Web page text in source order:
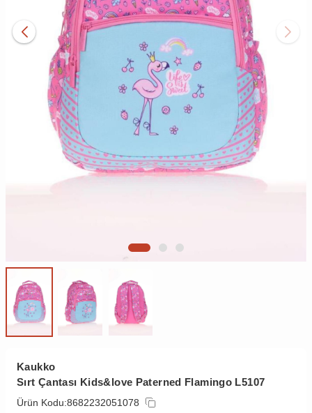
Kaukko
Sırt Çantası Kids&love Paterned Flamingo L5107
Ürün Kodu:8682232051078